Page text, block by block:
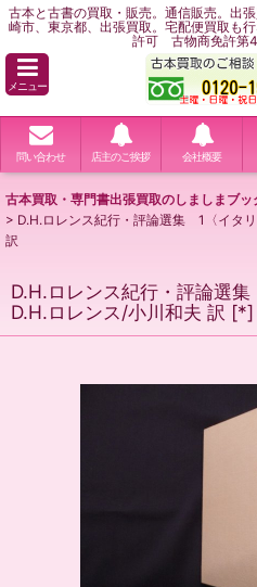
古本と古書の買取・販売。通信販売。出
崎市、東京都、出張買取。宅配便買取も
許可 古物商免許第
メニュー
問い合わせ 店主のご挨拶 会社概要
古本買取・専門書出張買取のしましまブッ
> D.H.ロレンス紀行・評論選集 1〈イタ
訳
D.H.ロレンス紀行・評論選
D.H.ロレンス/小川和夫 訳 [*]